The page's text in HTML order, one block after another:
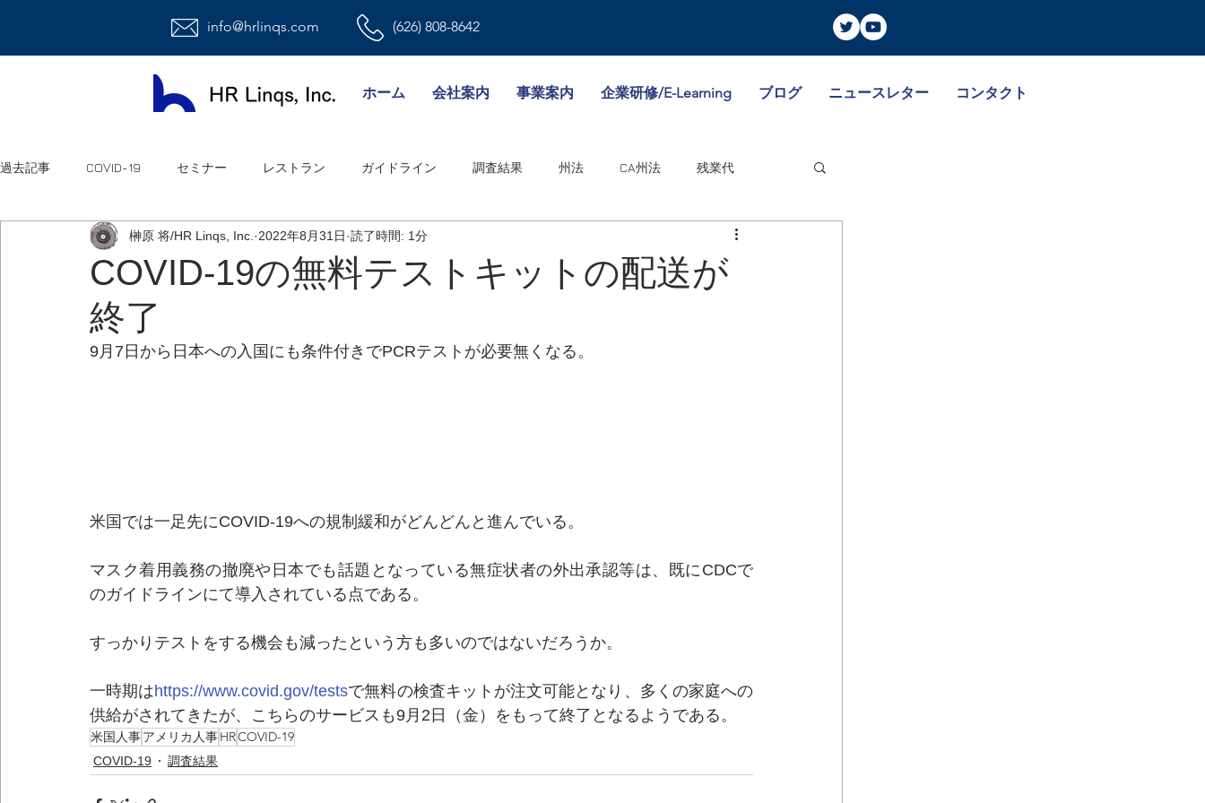
info@hrlinqs.com (626) 808-8642
ホーム 会社案内 事業案内 企業研修/E-Learning ブログ ニュースレター コンタクト
過去記事 COVID-19 セミナー レストラン ガイドライン 調査結果 州法 CA州法 残業代
時給社員/月給社員 最低賃金 給与 福利厚生 就業規則
ハラスメント 雇用
COVID-19の無料テストキットの配送が
終了
榊原 将/HR Linqs, Inc. 2022年8月31日 読了時間: 1分
9月7日から日本への入国にも条件付きでPCRテストが必要無くなる。
米国では一足先にCOVID-19への規制緩和がどんどんと進んでいる。
マスク着用義務の撤廃や日本でも話題となっている無症状者の外出承認等は、既にCDCで
のガイドラインにて導入されている点である。
すっかりテストをする機会も減ったという方も多いのではないだろうか。
一時期はhttps://www.covid.gov/testsで無料の検査キットが注文可能となり、多くの家庭への
供給がされてきたが、こちらのサービスも9月2日（金）をもって終了となるようである。
米国人事アメリカ人事HRCOVID-19
COVID-19 調査結果